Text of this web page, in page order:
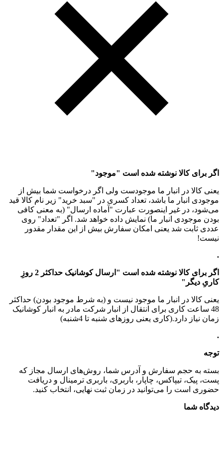
اگر برای کالا نوشته شده است "موجود"
یعنی کالا در انبار ما موجودست ولی اگر درخواست شما بیش از
موجودی انبار ما باشد، تعداد کسری در "سبد خرید" زیر نام کالا قید
می‌شود، در غیر اینصورت عبارت "آماده ارسال" (به معنی کافی
بودن موجودی انبار ما) نمایش داده خواهد شد. اگر "تعداد" روی
عددی ثابت شد یعنی امکان سفارش بیش از این مقدار مقدور
نیست!
.
اگر برای کالا نوشته شده است "ارسال کوشانیک حداکثر 2 روزِ
کاریِ دیگر"
یعنی کالا در انبار ما موجود نیست و (به شرط موجود بودن) حداکثر
48 ساعت کاری برای انتقال از انبار شرکت مادر به انبار کوشانیک
زمان نیاز دارد.(کاری یعنی روزهای شنبه تا 4شنبه)
.
توجه
بسته به حجم سفارش و آدرس شما، روش‌های ارسال مجاز که
پست، پیک، تیپاکس، چاپار، باربری، باربری ترمینال و دریافت
حضوری است را می‌توانید در زمان ثبت نهایی، انتخاب کنید.
دیدگاه شما